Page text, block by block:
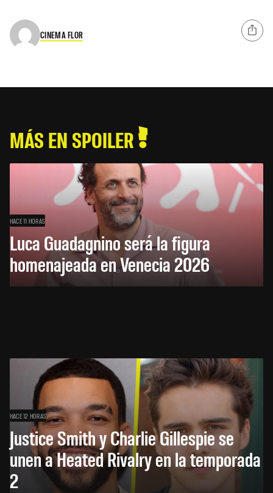
CINEMA FLOR
MÁS EN SPOILER
HACE 11 HORAS
Luca Guadagnino será la figura
homenajeada en Venecia 2026
HACE 12 HORAS
Justice Smith y Charlie Gillespie se
unen a Heated Rivalry en la temporada
2